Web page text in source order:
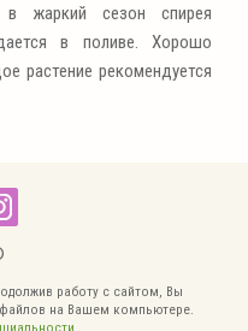
в жаркий сезон спирея
в поливе. Хорошо
растение рекомендуется
работу с сайтом, Вы
на Вашем компьютере.